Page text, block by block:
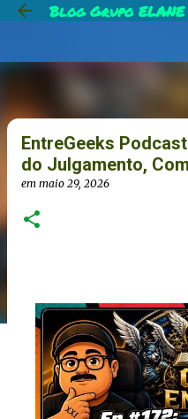
Blog Grupo ELANE
EntreGeeks
do Julgamento,
em maio 29, 2026